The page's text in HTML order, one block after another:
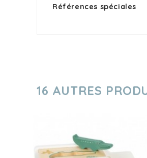
Références spéciales
16 AUTRES